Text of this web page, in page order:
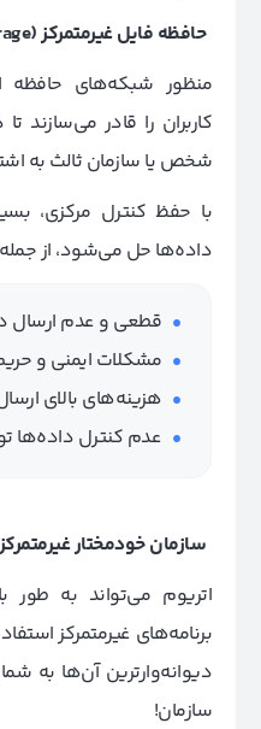
حافظه فایل غیرمتمرکز(decentralized file storage)
منظور شبکه‌های حافظه
کاربران را قادر می‌سازند
شخص یا سازمان ثالث به
با حفظ کنترل مرکزی،
داده‌ها حل می‌شود، از
قطعی و عدم ارسال
مشکلات ایمنی و
هزینه‌های بالای
عدم کنترل داده‌ها
سازمان خودمختار غیرمتمرکز
اتریوم می‌تواند به طور
برنامه‌های غیرمتمرکز
دیوانه‌وارترین آن‌ها به
سازمان!